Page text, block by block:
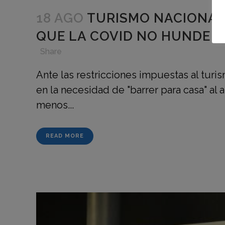
18 AGO TURISMO
QUE LA COVID NO HUNDE
Share
Ante las restricciones impuestas al
en la necesidad de "barrer para casa"
menos...
READ MORE